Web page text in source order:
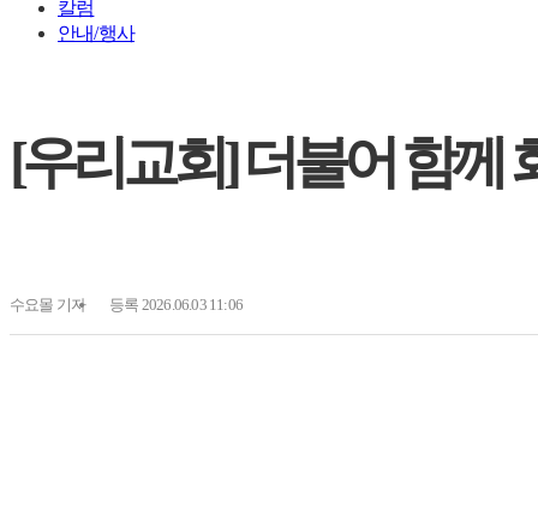
칼럼
안내/행사
[우리교회] 더불어 함께
수요몰 기자 등록 2026.06.03 11:06